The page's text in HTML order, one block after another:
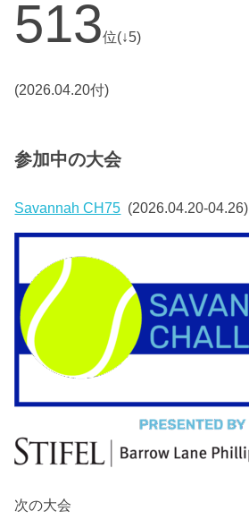
513位(↓5)
(2026.04.20付)
参加中の大会
Savannah CH75 (2026.04.20-04.26)
次の大会